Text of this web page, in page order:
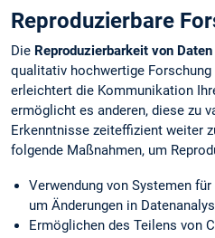
Reproduzierbare
Die Reproduzierbarkeit von Daten
qualitativ hochwertige
erleichtert die Kommunikation
ermöglicht es anderen, diese zu
Erkenntnisse zeiteffizient weiter
folgende Maßnahmen, um
Verwendung von Systemen
um Änderungen in
Ermöglichen des Teilens von